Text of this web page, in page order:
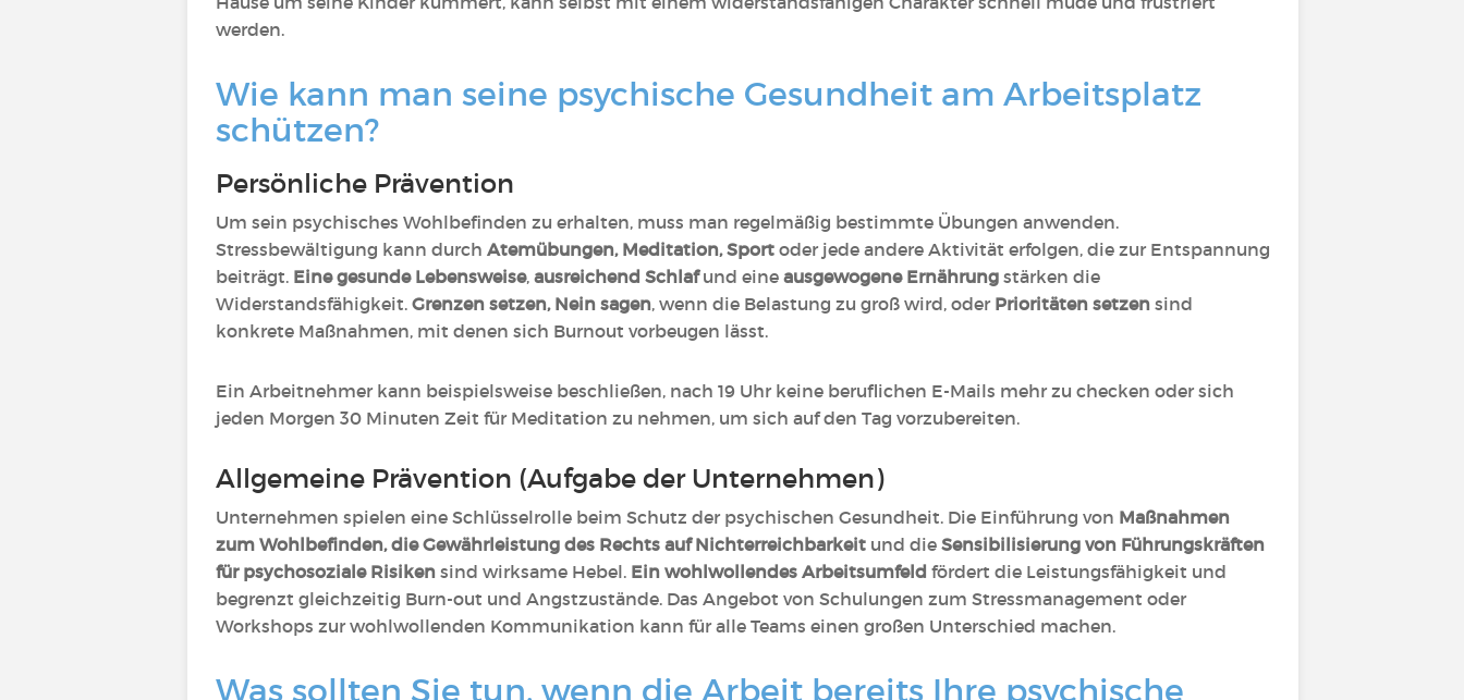
werden.
Wie kann man seine psychische Gesundheit am Arbeitsplatz
schützen?
Persönliche Prävention
Um sein psychisches Wohlbefinden zu erhalten, muss man regelmäßig bestimmte Übungen anwenden.
Stressbewältigung kann durch Atemübungen, Meditation, Sport oder jede andere Aktivität erfolgen, die zur Entspannung
beiträgt. Eine gesunde Lebensweise, ausreichend Schlafund eine ausgewogene Ernährung stärken die
Widerstandsfähigkeit. Grenzen setzen, Nein sagen, wenn die Belastung zu groß wird, oder Prioritäten setzen sind
konkrete Maßnahmen, mit denen sich Burnout vorbeugen lässt.
Ein Arbeitnehmer kann beispielsweise beschließen, nach 19 Uhr keine beruflichen E-Mails mehr zu checken oder sich
jeden Morgen 30 Minuten Zeit für Meditation zu nehmen, um sich auf den Tag vorzubereiten.
Allgemeine Prävention (Aufgabe der Unternehmen)
Unternehmen spielen eine Schlüsselrolle beim Schutz der psychischen Gesundheit. Die Einführung von Maßnahmen
zum Wohlbefinden, die Gewährleistung des Rechts auf Nichterreichbarkeit und die Sensibilisierung von Führungskräften
für psychosoziale Risiken sind wirksame Hebel. Ein wohlwollendes Arbeitsumfeld fördert die Leistungsfähigkeit und
begrenzt gleichzeitig Burn-out und Angstzustände. Das Angebot von Schulungen zum Stressmanagement oder
Workshops zur wohlwollenden Kommunikation kann für alle Teams einen großen Unterschied machen.
Was sollten Sie tun, wenn die Arbeit bereits Ihre psychische